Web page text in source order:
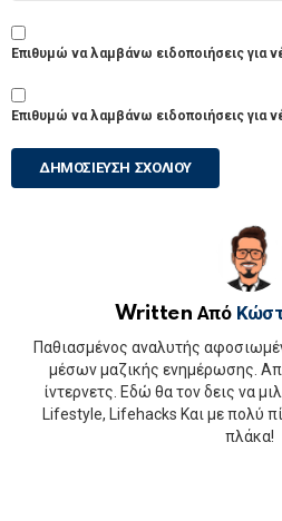
Επιθυμώ να λαμβάνω ειδοποιήσεις για
Επιθυμώ να λαμβάνω ειδοποιήσεις για
Written Από
Παθιασμένος αναλυτής
μέσων μαζικής ενημέρωσης.
ίντερνετς. Εδώ θα τον δεις να
Lifestyle, Lifehacks Και με πολύ
πλάκα!